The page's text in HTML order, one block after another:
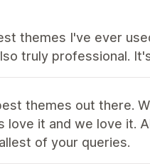
themes I've ever
truly professional.
themes out there.
love it and we love it.
of your queries.